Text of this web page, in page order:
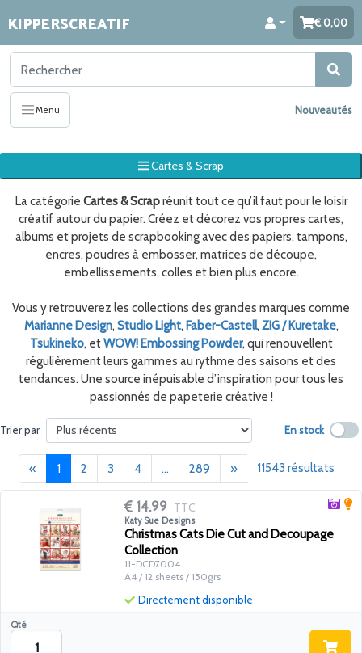
KIPPERSCREATIF 0,00
Menu Nouveautés
Cartes & Scrap
La catégorie Cartes & Scrapréunit tout ce qu’il faut pour le loisir
créatif autour du papier. Créez et décorez vos propres cartes,
albums et projets de scrapbooking avec des papiers, tampons,
encres, poudres à embosser, matrices de découpe,
embellissements, colles et bien plus encore.
Vous y retrouverez les collections des grandes marques comme
Marianne Design, Studio Light, Faber-Castell, ZIG / Kuretake,
Tsukineko, etWOW! Embossing Powder, qui renouvellent
régulièrement leurs gammes au rythme des saisons et des
tendances. Une source inépuisable d’inspiration pour tous les
passionnés de papeterie créative !
Trier par En stock
«Précédent
1(current)
2 3 4 ... 289 »Suivant11543 résultats
14.99 TTC
Katy Sue Designs
Christmas Cats Die Cut and Decoupage
Collection
11-DCD7004
A4 / 12 sheets / 150grs
Qté
Directement disponible